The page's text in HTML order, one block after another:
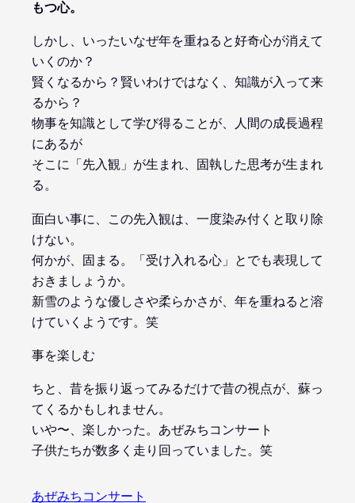
もつ心。
しかし、いったいなぜ年を重ねると好奇心が消えて
いくのか？
賢くなるから？賢いわけではなく、知識が入って来
るから？
物事を知識として学び得ることが、人間の成長過程
にあるが
そこに「先入観」が生まれ、固執した思考が生まれ
る。
面白い事に、この先入観は、一度染み付くと取り除
けない。
何かが、固まる。「受け入れる心」とでも表現して
おきましょうか。
新雪のような優しさや柔らかさが、年を重ねると溶
けていくようです。笑
事を楽しむ
ちと、昔を振り返ってみるだけで昔の視点が、蘇っ
てくるかもしれません。
いや〜、楽しかった。あぜみちコンサート
子供たちが数多く走り回っていました。笑
あぜみちコンサート